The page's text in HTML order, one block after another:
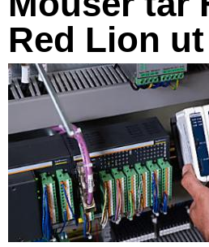
Red Lion